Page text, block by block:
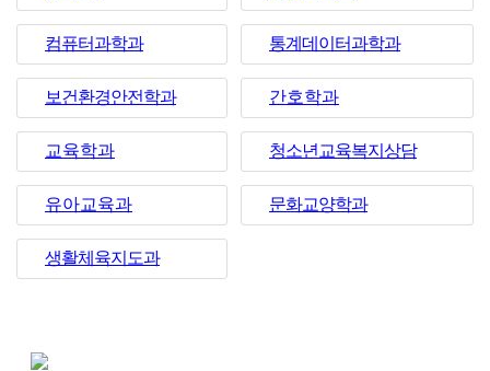
컴퓨터과학과 통계데이터과학과
보건환경안전학과 간호학과
교육학과 청소년교육복지상담
유아교육과 문화교양학과
생활체육지도과